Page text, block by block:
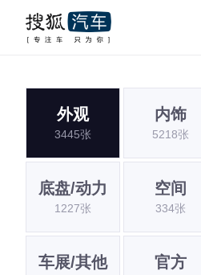
外观
3445张
内饰
5218张
底盘/动力
1227张
空间
334张
车展/其他 官方